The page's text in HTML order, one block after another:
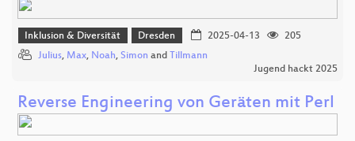
Inklusion & Diversität Dresden 2025-04-13
205
Julius, Max, Noah, Simon and Tillmann
Jugend hackt 2025
Reverse Engineering von Geräten mit Perl